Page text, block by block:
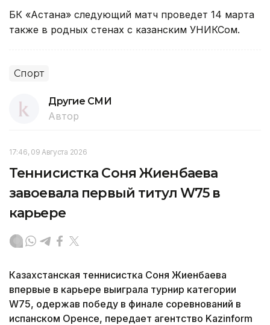
БК «Астана» следующий матч проведет 14 марта
также в родных стенах с казанским УНИКСом.
Спорт
Другие СМИ
Автор
17:46, 09 Августа 2026
Теннисистка Соня Жиенбаева
завоевала первый титул W75 в
карьере
Казахстанская теннисистка Соня Жиенбаева
впервые в карьере выиграла турнир категории
W75, одержав победу в финале соревнований в
испанском Оренсе, передает агентство Kazinform